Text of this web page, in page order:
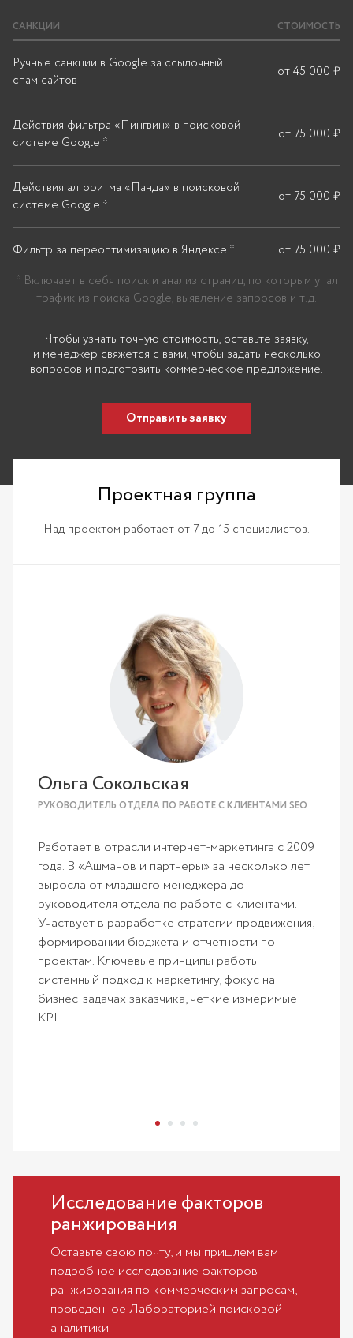
САНКЦИИ СТОИМОСТЬ
Ручные санкции в Google за ссылочный
спам сайтов
от 45 000 ₽
Действия фильтра «Пингвин» в поисковой
системе Google *
от 75 000 ₽
Действия алгоритма «Панда» в поисковой
системе Google *
от 75 000 ₽
Фильтр за переоптимизацию в Яндексе *
от 75 000 ₽
* Включает в себя поиск и анализ страниц, по которым упал
трафик из поиска Google, выявление запросов и т.д.
Чтобы узнать точную стоимость, оставьте заявку,
и менеджер свяжется с вами, чтобы задать несколько
вопросов и подготовить коммерческое предложение.
Отправить заявку
Проектная группа
Над проектом работает от 7 до 15 специалистов.
Ольга Сокольская
РУКОВОДИТЕЛЬ ОТДЕЛА ПО РАБОТЕ С КЛИЕНТАМИ SEO
Работает в отрасли интернет-маркетинга с 2009
года. В «Ашманов и партнеры» за несколько лет
выросла от младшего менеджера до
руководителя отдела по работе с клиентами.
Участвует в разработке стратегии продвижения,
формировании бюджета и отчетности по
проектам. Ключевые принципы работы —
системный подход к маркетингу, фокус на
бизнес-задачах заказчика, четкие измеримые
KPI.
Исследование факторов
ранжирования
Оставьте свою почту, и мы пришлем вам
подробное исследование факторов
ранжирования по коммерческим запросам,
проведенное Лабораторией поисковой
аналитики.